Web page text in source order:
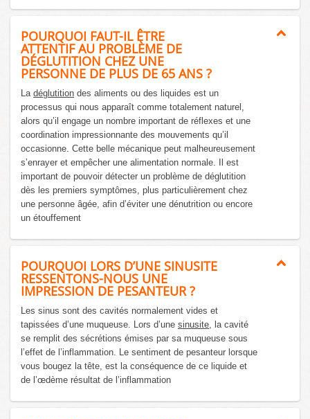
POURQUOI FAUT-IL ÊTRE
ATTENTIF AU PROBLÈME DE
DÉGLUTITION CHEZ UNE
PERSONNE DE PLUS DE 65 ANS ?
La déglutition des aliments ou des liquides est un
processus qui nous apparaît comme totalement naturel,
alors qu’il engage un nombre important de réflexes et une
coordination impressionnante des mouvements qu’il
occasionne. Cette belle mécanique peut malheureusement
s’enrayer et empêcher une alimentation normale. Il est
important de pouvoir détecter un problème de déglutition
dès les premiers symptômes, plus particulièrement chez
une personne âgée, afin d’éviter une dénutrition ou encore
un étouffement
POURQUOI LORS D’UNE SINUSITE
RESSENTONS-NOUS UNE
IMPRESSION DE PESANTEUR ?
Les sinus sont des cavités normalement vides et
tapissées d’une muqueuse. Lors d’une sinusite, la cavité
se remplit des sécrétions émises par sa muqueuse sous
l’effet de l’inflammation. Le sentiment de pesanteur lorsque
vous bougez la tête, est la conséquence de ce liquide et
de l’œdème résultat de l’inflammation